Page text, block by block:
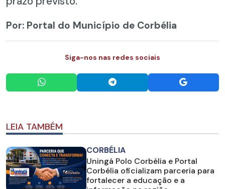
Por: Portal do Município de Corbélia
Siga-nos nas redes sociais
LEIA TAMBÉM
CORBÉLIA
Uningá Polo Corbélia e Portal
Corbélia oficializam parceria para
fortalecer a educação e a